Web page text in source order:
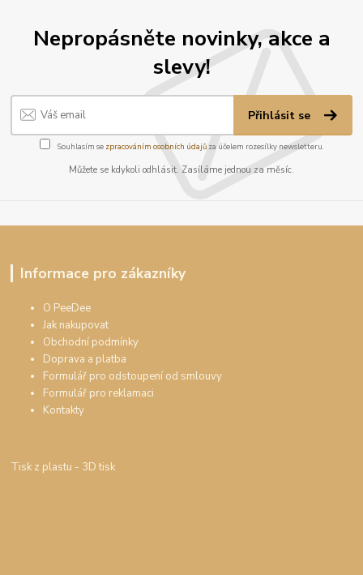
Nepropásněte novinky, akce a
slevy!
Přihlásit se
Souhlasím se zpracováním osobních údajůza účelem rozesílky newsletteru.
Můžete se kdykoli odhlásit. Zasíláme jednou za měsíc.
Informace pro zákazníky
O PeeDee
Jak nakupovat
Obchodní podmínky
Doprava a platba
Formulář pro odstoupení od smlouvy
Formulář pro reklamaci
Kontakty
Tisk z plastu - 3D tisk